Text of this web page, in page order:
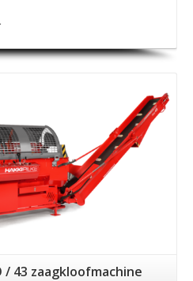
/ 43 zaagkloofmachine